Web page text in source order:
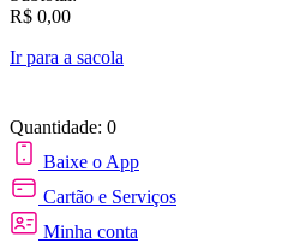
R$ 0,00
Ir para a sacola
Quantidade: 0
Baixe o App
Cartão e Serviços
Minha conta